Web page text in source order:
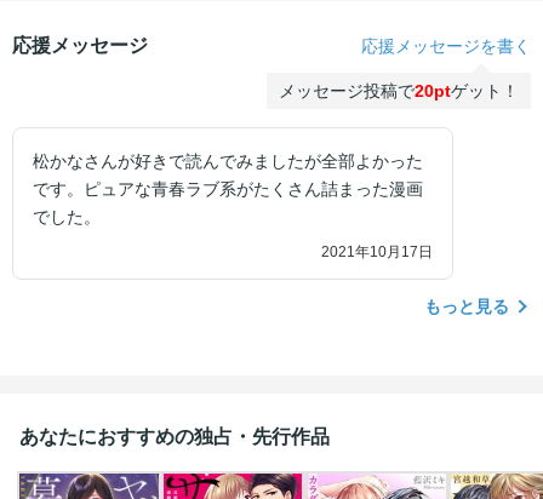
応援メッセージ 応援メッセージを書く
メッセージ投稿で20ptゲット！
松かなさんが好きで読んでみましたが全部よかった
です。ピュアな青春ラブ系がたくさん詰まった漫画
でした。
2021年10月17日
もっと見る
あなたにおすすめの独占・先行作品